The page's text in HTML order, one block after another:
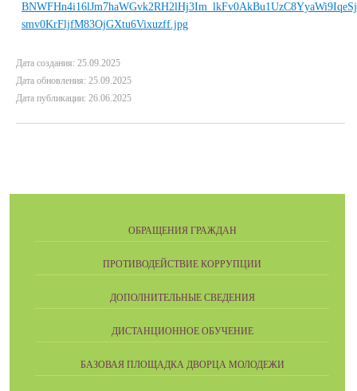
Дата создания: 25.09.2025
Дата обновления: 25.09.2025
Дата публикации: 26.06.2025
ОБРАЩЕНИЯ ГРАЖДАН
ПРОТИВОДЕЙСТВИЕ КОРРУПЦИИ
ДОПОЛНИТЕЛЬНЫЕ СВЕДЕНИЯ
ДИСТАНЦИОННОЕ ОБУЧЕНИЕ
БАЗОВАЯ ПЛОЩАДКА ДВОРЦА МОЛОДЕЖИ